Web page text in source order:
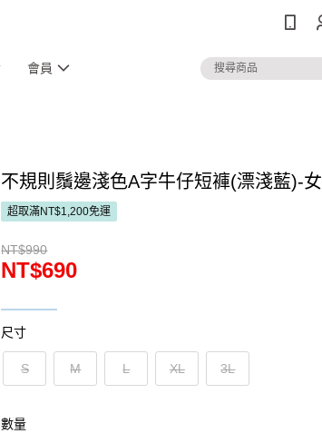
會員
不規則鬚邊淺色A字牛仔短褲(漂淺藍)-女
超取滿NT$1,200免運
NT$990
NT$690
尺寸
S M L XL 3L
數量